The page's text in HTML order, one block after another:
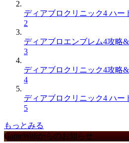
ディアブロクリニック4 ハー
2
ディアブロエンブレム4攻略
3
ディアブロクリニック4攻略
4
ディアブロクリニック4 ハー
5
もっとみる
GameWithからのお知らせ